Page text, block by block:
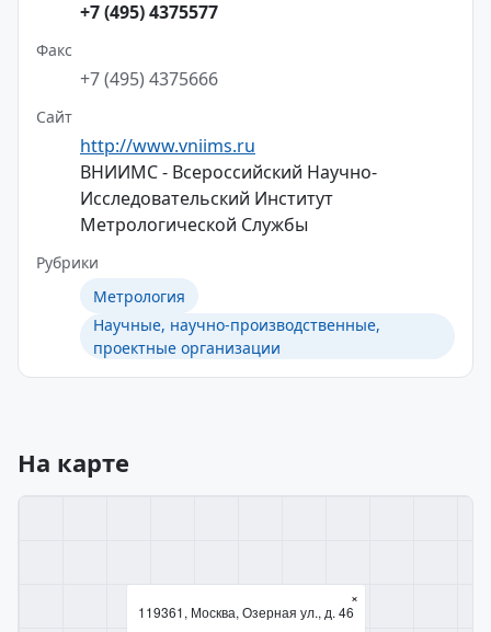
+7 (495) 4375577
Факс
+7 (495) 4375666
Сайт
http://www.vniims.ru
ВНИИМС - Всероссийский Научно-
Исследовательский Институт
Метрологической Службы
Рубрики
Метрология
Научные, научно-производственные,
проектные организации
На карте
119361, Москва, Озерная ул., д. 46
×